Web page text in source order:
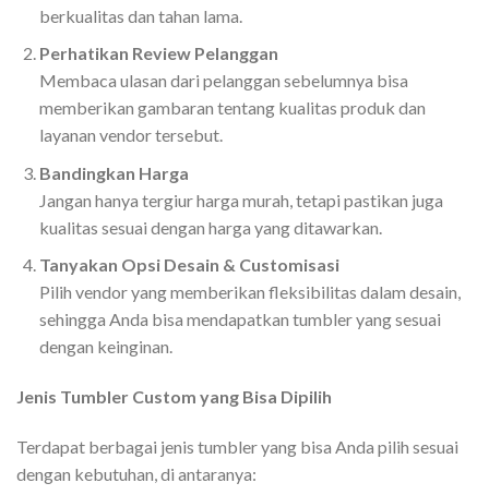
berkualitas dan tahan lama.
Perhatikan Review Pelanggan
Membaca ulasan dari pelanggan sebelumnya bisa
memberikan gambaran tentang kualitas produk dan
layanan vendor tersebut.
Bandingkan Harga
Jangan hanya tergiur harga murah, tetapi pastikan juga
kualitas sesuai dengan harga yang ditawarkan.
Tanyakan Opsi Desain & Customisasi
Pilih vendor yang memberikan fleksibilitas dalam desain,
sehingga Anda bisa mendapatkan tumbler yang sesuai
dengan keinginan.
Jenis Tumbler Custom yang Bisa Dipilih
Terdapat berbagai jenis tumbler yang bisa Anda pilih sesuai
dengan kebutuhan, di antaranya: